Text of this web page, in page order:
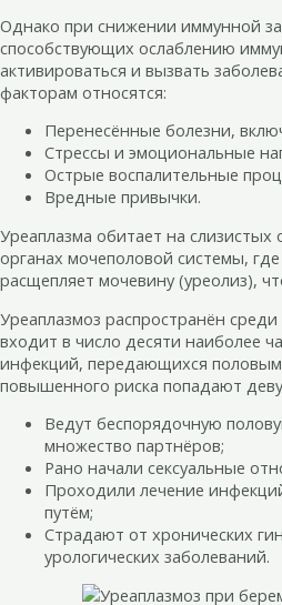
Однако при снижении иммунной
способствующих ослаблению
активироваться и вызвать
факторам относятся:
Перенесённые болезни,
Стрессы и эмоциональные
Острые воспалительные
Вредные привычки.
Уреаплазма обитает на слизистых
органах мочеполовой системы,
расщепляет мочевину (уреолиз),
Уреаплазмоз распространён
входит в число десяти наиболее
инфекций, передающихся половым
повышенного риска попадают
Ведут беспорядочную
множество партнёров;
Рано начали сексуальные
Проходили лечение
путём;
Страдают от хронических
урологических заболеваний.